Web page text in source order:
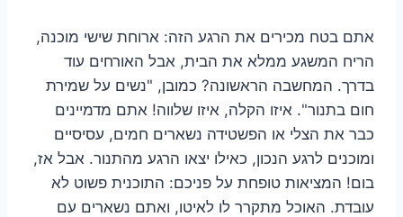
אתם בטח מכירים את הרגע הזה: ארוחת שישי מוכנה,
הריח המשגע ממלא את הבית, אבל האורחים עוד
בדרך. המחשבה הראשונה? כמובן, "נשים על שמירת
חום בתנור". איזו הקלה, איזו שלווה! אתם מדמיינים
כבר את הצלי או הפשטידה נשארים חמים, עסיסיים
ומוכנים לרגע הנכון, כאילו יצאו הרגע מהתנור. אבל אז,
בום! המציאות טופחת על פניכם: התוכנית פשוט לא
עובדת. האוכל מתקרר לו לאיטו, ואתם נשארים עם